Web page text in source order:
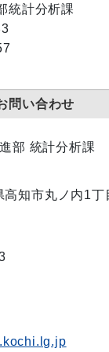
統計分析課
問い合わせ
部 統計分析課
知市丸ノ内1丁